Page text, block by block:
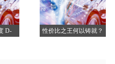
D-
性价比之王何以铸就？